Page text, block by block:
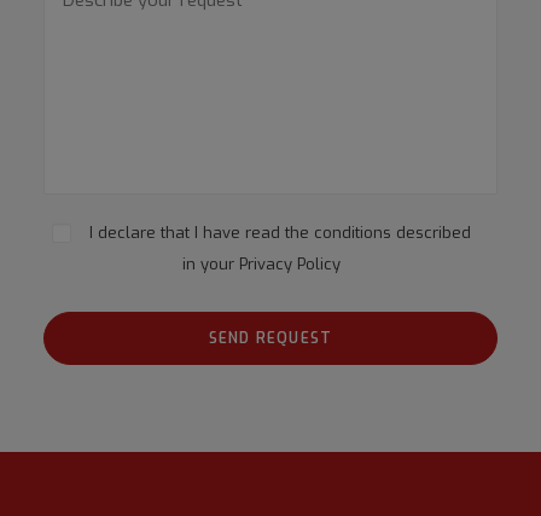
I declare that I have read the conditions described
in your Privacy Policy